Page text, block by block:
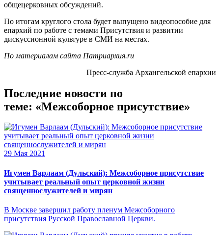
общецерковных обсуждений.
По итогам круглого стола будет выпущено видеопособие для
епархий по работе с темами Присутствия и развитии
дискуссионной культуре в СМИ на местах.
По материалам сайта Патриархия.ru
Пресс-служба Архангельской епархии
Последние новости по
теме: «Межсоборное присутствие»
29 Мая 2021
Игумен Варлаам (Дульский): Межсоборное присутствие
учитывает реальный опыт церковной жизни
священнослужителей и мирян
В Москве завершил работу пленум Межсоборного
присутствия Русской Православной Церкви.